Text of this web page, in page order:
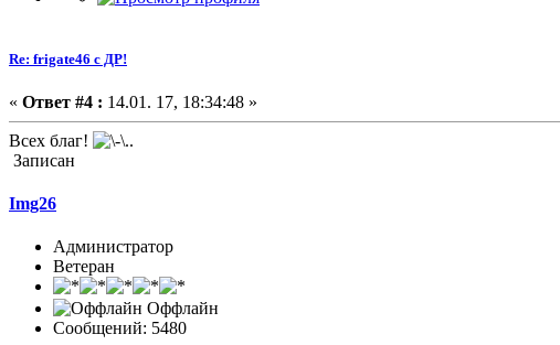
Re: frigate46 с ДР!
« Ответ #4 : 14.01. 17, 18:34:48 »
Всех благ!
Записан
Img26
Администратор
Ветеран
Оффлайн
Сообщений: 5480